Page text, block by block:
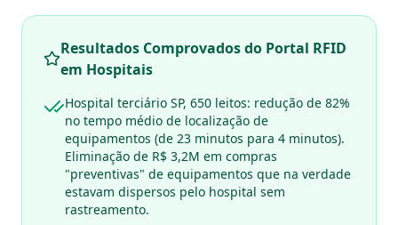
Resultados Comprovados do Portal RFID
em Hospitais
Hospital terciário SP, 650 leitos: redução de 82%
no tempo médio de localização de
equipamentos (de 23 minutos para 4 minutos).
Eliminação de R$ 3,2M em compras
"preventivas" de equipamentos que na verdade
estavam dispersos pelo hospital sem
rastreamento.